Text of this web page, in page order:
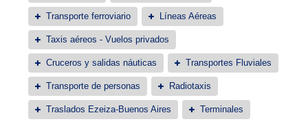
Transporte ferroviario Líneas Aéreas
Taxis aéreos - Vuelos privados
Cruceros y salidas náuticas Transportes Fluviales
Transporte de personas Radiotaxis
Traslados Ezeiza-Buenos Aires Terminales